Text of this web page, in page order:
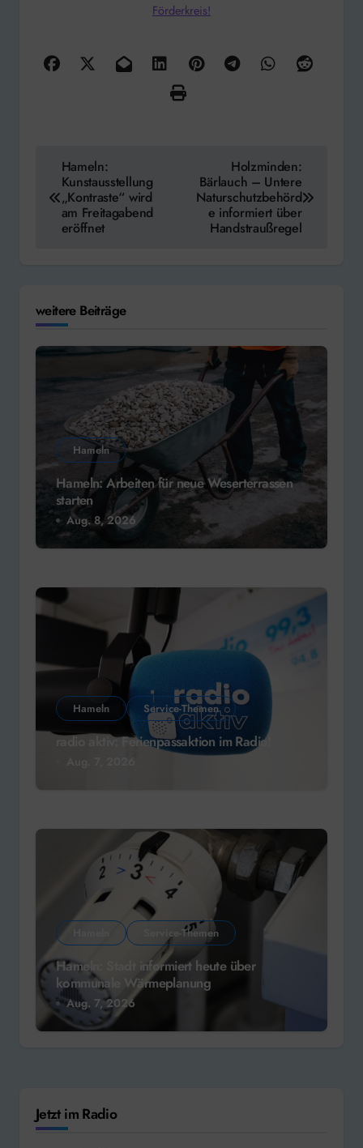
Förderkreis!
Beitragsnavigation
Hameln:
Kunstausstellung
„Kontraste“ wird
am Freitagabend
eröffnet
Holzminden:
Bärlauch – Untere
Naturschutzbehörd
e informiert über
Handstraußregel
weitere Beiträge
Hameln
Hameln: Arbeiten für neue Weserterrassen
starten
Aug. 8, 2026
Hameln Service-Themen
radio aktiv: Ferienpassaktion im Radio!
Service-Themen
Hameln: Stadt informiert heute über
kommunale Wärmeplanung
Aug. 7, 2026
Jetzt im Radio